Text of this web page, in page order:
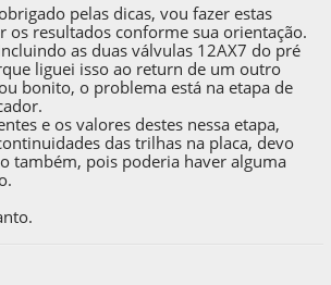
pelas dicas, vou fazer estas
os resultados conforme sua orientação.
as duas válvulas 12AX7 do pré
liguei isso ao return de um outro
bonito, o problema está na etapa de
e os valores destes nessa etapa,
das trilhas na placa, devo
também, pois poderia haver alguma